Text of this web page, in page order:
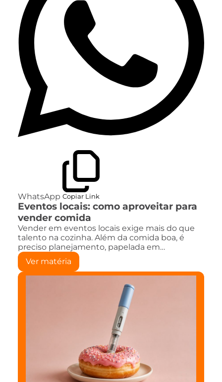
WhatsApp Copiar Link
Eventos locais: como aproveitar para
vender comida
Vender em eventos locais exige mais do que
talento na cozinha. Além da comida boa, é
preciso planejamento, papelada em…
Ver matéria